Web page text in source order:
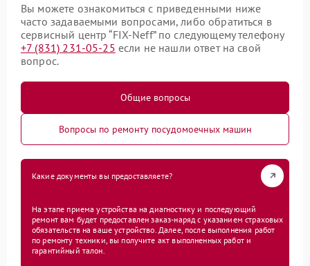
Вы можете ознакомиться с приведенными ниже
часто задаваемыми вопросами, либо обратиться в
сервисный центр “FIX-Neff” по следующему телефону
+7 (831) 231-05-25 если не нашли ответ на свой
вопрос.
Общие вопросы
Вопросы по ремонту посудомоечных машин
Какие документы вы предоставляете?
На этапе приема устройства на диагностику и последующий
ремонт вам будет предоставлен заказ-наряд с указанием страховых
обязательств на ваше устройство. Далее, после выполнения работ
по ремонту техники, вы получите акт выполненных работ и
гарантийный талон.